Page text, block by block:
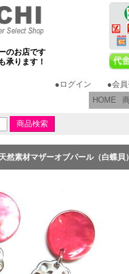
のお店です
も承ります！
●ログイン ●会
HOME
然素材マザーオブパール（白蝶